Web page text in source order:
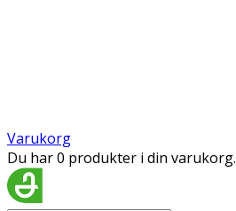
Varukorg
Du har 0 produkter i din varukorg.